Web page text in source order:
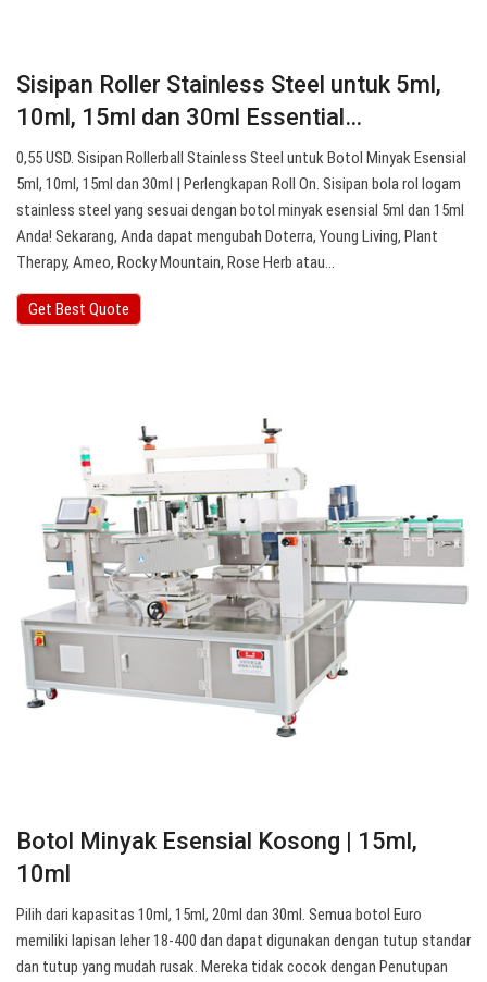
Sisipan Roller Stainless Steel untuk 5ml,
10ml, 15ml dan 30ml Essential…
0,55 USD. Sisipan Rollerball Stainless Steel untuk Botol Minyak Esensial
5ml, 10ml, 15ml dan 30ml | Perlengkapan Roll On. Sisipan bola rol logam
stainless steel yang sesuai dengan botol minyak esensial 5ml dan 15ml
Anda! Sekarang, Anda dapat mengubah Doterra, Young Living, Plant
Therapy, Ameo, Rocky Mountain, Rose Herb atau…
Get Best Quote
Botol Minyak Esensial Kosong | 15ml,
10ml
Pilih dari kapasitas 10ml, 15ml, 20ml dan 30ml. Semua botol Euro
memiliki lapisan leher 18-400 dan dapat digunakan dengan tutup standar
dan tutup yang mudah rusak. Mereka tidak cocok dengan Penutupan